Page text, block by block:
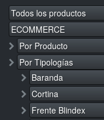
Todos los productos
ECOMMERCE
Por Producto
Por Tipologías
Baranda
Cortina
Frente Blindex